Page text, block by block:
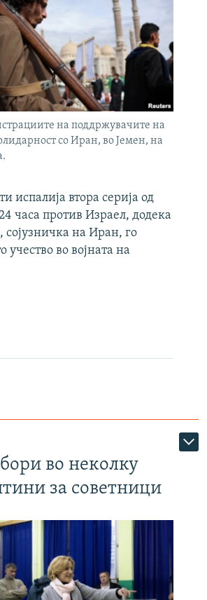
на поддржувачите на
со Иран, во Јемен, на
испалија втора серија од
часа против Израел, додека
сојузничка на Иран, го
учество во војната на
во неколку
за советници